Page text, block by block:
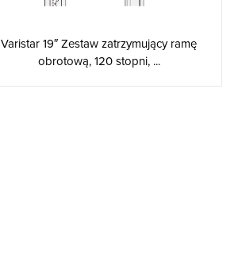
Varistar 19″ Zestaw zatrzymujący ramę
obrotową, 120 stopni, ...